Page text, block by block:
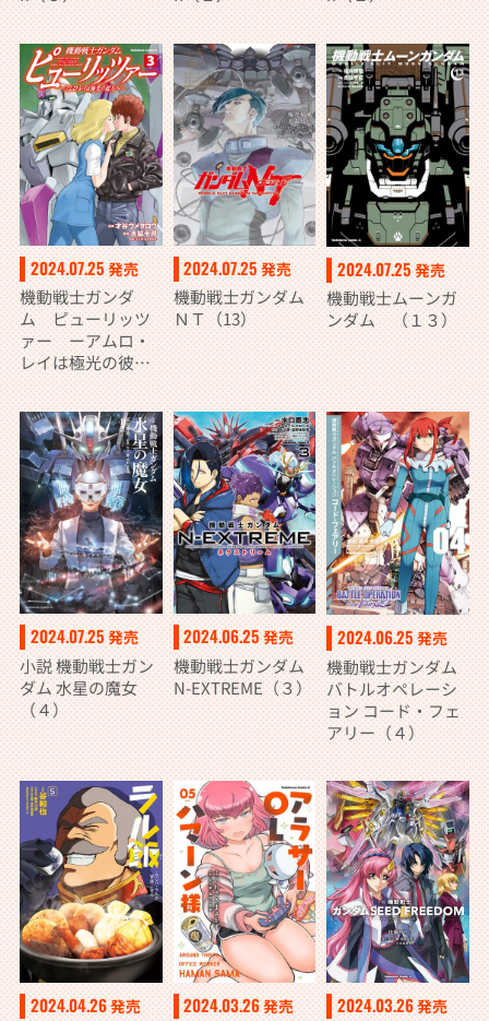
2024.07.25 発売
機動戦士ガンダ
ム ピューリッツ
ァー ーアムロ・
レイは極光の彼方
2024.07.25 発売
機動戦士ガンダム
ＮＴ（13）
2024.07.25 発売
機動戦士ムーンガ
ンダム （１３）
2024.07.25 発売
小説 機動戦士ガン
ダム 水星の魔女
（４）
2024.06.25 発売
機動戦士ガンダム
N-EXTREME（３）
2024.06.25 発売
機動戦士ガンダム
バトルオペレーシ
ョン コード・フェ
アリー（４）
2024.04.26発売 2024.03.26発売 2024.03.26発売